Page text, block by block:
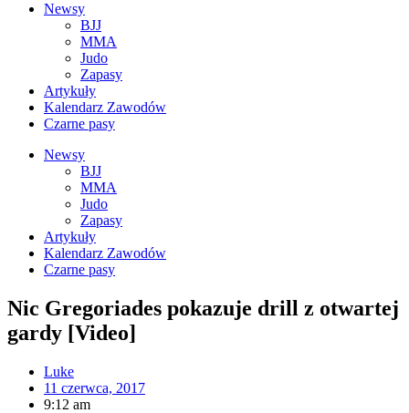
Newsy
BJJ
MMA
Judo
Zapasy
Artykuły
Kalendarz Zawodów
Czarne pasy
Newsy
BJJ
MMA
Judo
Zapasy
Artykuły
Kalendarz Zawodów
Czarne pasy
Nic Gregoriades pokazuje drill z otwartej
gardy [Video]
Luke
11 czerwca, 2017
9:12 am